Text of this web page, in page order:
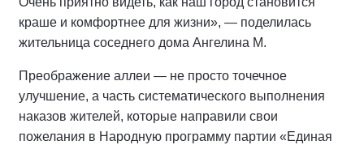
краше и комфортнее для жизни», — поделилась
жительница соседнего дома Ангелина М.
Преображение аллеи — не просто точечное
улучшение, а часть систематического выполнения
наказов жителей, которые направили свои
пожелания в Народную программу партии «Единая